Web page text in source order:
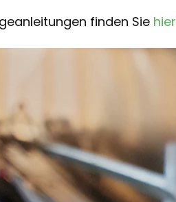
finden Sie hier